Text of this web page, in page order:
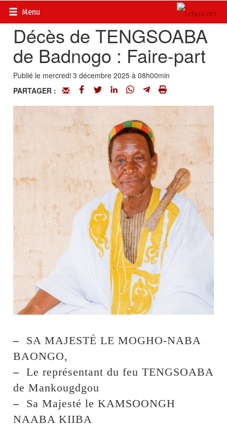
Menu
Accueil>
Décès de TENGSOABA
de Badnogo : Faire-part
Publié le mercredi 3 décembre 2025 à 08h00min
PARTAGER :
– SA MAJESTÉ LE MOGHO-NABA
BAONGO,
– Le représentant du feu TENGSOABA
de Mankougdgou
– Sa Majesté le KAMSOONGH
NAABA KIIBA